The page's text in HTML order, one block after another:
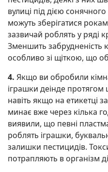
вулиці під дією
можуть зберігатися
зазвичай роблять у ряді
Зменшить забрудненість
особливо зі щіткою, що
4. Якщо ви обробили
іграшки деінде
навіть якщо на етикетці
минає вже через кілька
виявили, що певні
роблять іграшки,
залишки пестицидів.
потрапляють в організм